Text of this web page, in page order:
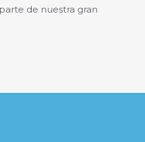
de nuestra gran